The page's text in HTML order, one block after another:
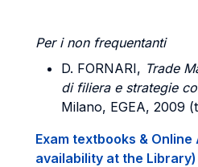
Per i non frequentanti
D. FORNARI, Trade
di filiera e strategie
Milano, EGEA, 2009
Exam textbooks &
availability at the Library)